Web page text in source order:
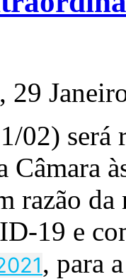
29
02) será
razão da
19 e
, para